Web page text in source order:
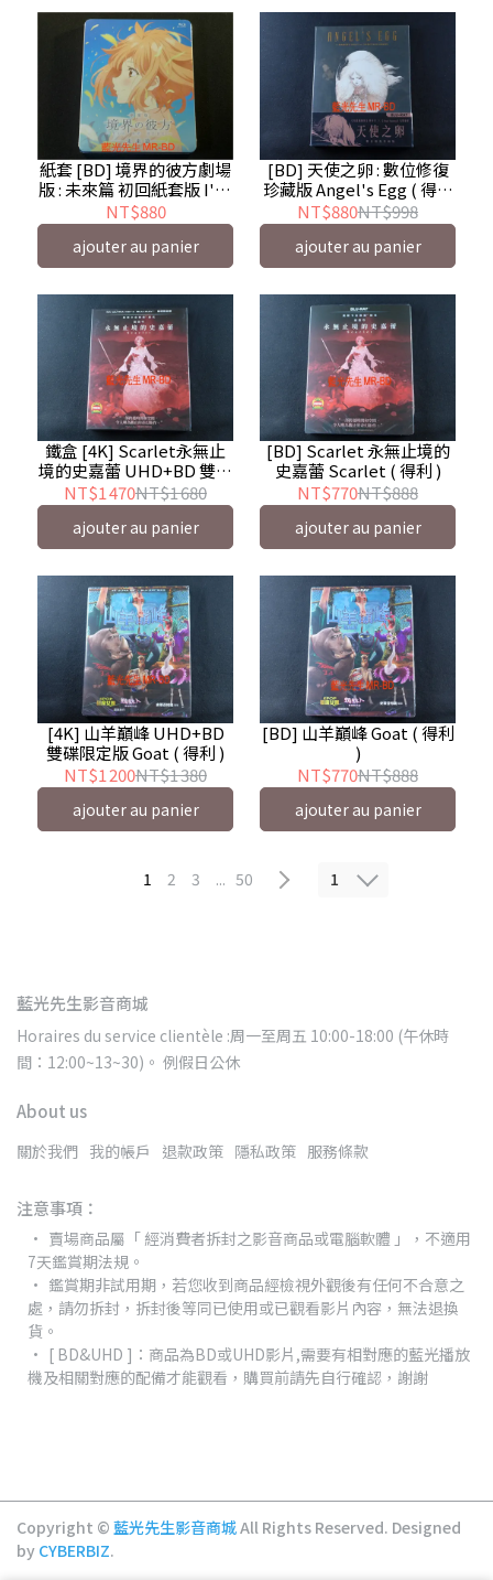
紙套 [BD] 境界的彼方劇場
版 : 未來篇 初回紙套版 I'LL
BE HERE ( 普威爾 )
NT$880
ajouter au panier
[BD] 天使之卵 : 數位修復
珍藏版 Angel's Egg ( 得利
)
NT$880NT$998
ajouter au panier
鐵盒 [4K] Scarlet永無止
境的史嘉蕾 UHD+BD 雙碟
鐵盒版 Scarlet ( 得利 )
NT$1 470NT$1 680
ajouter au panier
[BD] Scarlet 永無止境的
史嘉蕾 Scarlet ( 得利 )
NT$770NT$888
ajouter au panier
[4K] 山羊巔峰 UHD+BD
雙碟限定版 Goat ( 得利 )
NT$1 200NT$1 380
ajouter au panier
[BD] 山羊巔峰 Goat ( 得利
)
NT$770NT$888
ajouter au panier
1 2 3 ... 50 1
藍光先生影音商城
Horaires du service clientèle :周一至周五 10:00-18:00 (午休時
間：12:00~13~30)。 例假日公休
About us
關於我們 我的帳戶 退款政策 隱私政策 服務條款
注意事項：
賣場商品屬「 經消費者拆封之影音商品或電腦軟體 」，不適用
7天鑑賞期法規。
鑑賞期非試用期，若您收到商品經檢視外觀後有任何不合意之
處，請勿拆封，拆封後等同已使用或已觀看影片內容，無法退換
貨。
[ BD&UHD ]：商品為BD或UHD影片,需要有相對應的藍光播放
機及相關對應的配備才能觀看，購買前請先自行確認，謝謝
Copyright © 藍光先生影音商城All Rights Reserved. Designed
by CYBERBIZ.